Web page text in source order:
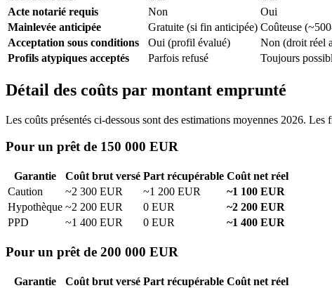
Acte notarié requis
Non Oui
Mainlevée anticipée
Gratuite (si fin anticipée) Coûteuse
Acceptation sous conditions
Oui (profil évalué) Non (droit réel
Profils atypiques acceptés
Parfois refusé Toujours
Détail des coûts par montant emprunté
Les coûts présentés ci-dessous sont des estimations moyennes 2026.
Pour un prêt de 150 000 EUR
Garantie Coût brut versé Part récupérable Coût net réel
Caution
~2 300 EUR ~1 200 EUR
~1 100 EUR
Hypothèque ~2 200 EUR 0 EUR
~2 200 EUR
PPD
~1 400 EUR 0 EUR ~1 400 EUR
Pour un prêt de 200 000 EUR
Garantie Coût brut versé Part récupérable Coût net réel